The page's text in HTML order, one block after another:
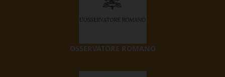
OSSERVATORE ROMANO